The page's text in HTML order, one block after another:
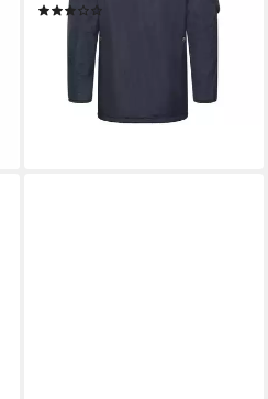
169,90 € 399,00 €
lieferbar - in 3-4 Werktagen bei dir